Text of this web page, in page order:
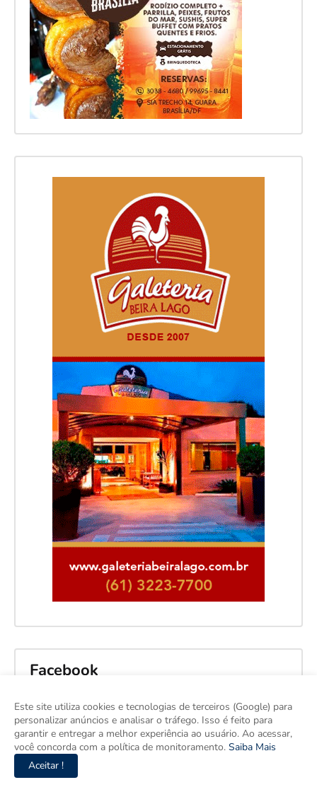
Facebook
Este site utiliza cookies e tecnologias de terceiros (Google) para
personalizar anúncios e analisar o tráfego. Isso é feito para
garantir e entregar a melhor experiência ao usuário. Ao acessar,
você concorda com a política de monitoramento. Saiba Mais
Aceitar !